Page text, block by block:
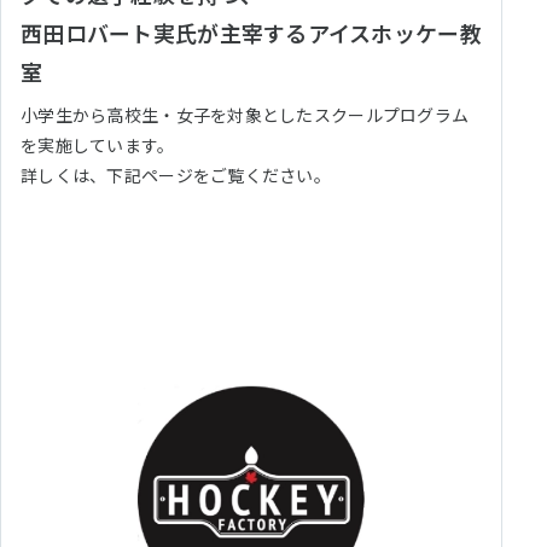
西田ロバート実氏が主宰するアイスホッケー教
室
小学生から高校生・女子を対象としたスクールプログラム
を実施しています。
詳しくは、下記ページをご覧ください。